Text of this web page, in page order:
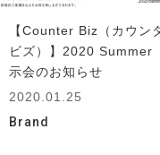
【Counter Biz（カウン
ビズ）】2020
示会のお知らせ
2020.01.25
Brand